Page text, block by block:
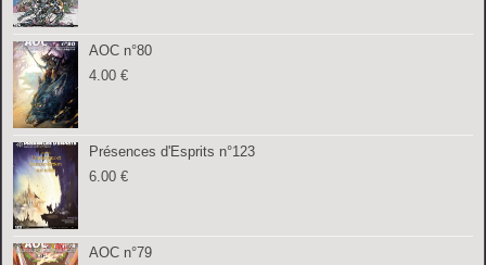
AOC n°80
4.00€
Présences d'Esprits n°123
6.00€
AOC n°79